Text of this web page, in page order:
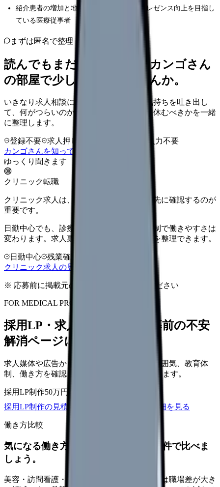
紹介患者の増加と地域における診療所のプレゼンス向上を目指し
ている医療従事者
まずは匿名で整理
読んでもまだ苦しいなら、カンゴさん
の部屋で少し話してみませんか。
いきなり求人相談には進みません。今の気持ちを吐き出し
て、何がつらいのか、辞めるべきか、少し休むべきかを一緒
に整理します。
登録不要 求人押し売りなし
病院名は入力不要
カンゴさんを知ってから相談する
ゆっくり聞きます
クリニック転職
クリニック求人は、勤務時間と人間関係を先に確認するのが
重要です。
日勤中心でも、診療科・院長方針・人数体制で働きやすさは
変わります。求人票だけで決める前に条件を整理できます。
日勤中心 残業確認
クリニック求人の見方を確認する
※ 応募前に掲載元の最新情報を確認してください
FOR MEDICAL PROVIDERS
採用LP・求人ページを、応募前の不安
解消ページにできます
求人媒体や広告から来た看護師が、職場の雰囲気、教育体
制、働き方を確認して応募できるLPを設計します。
採用LP制作50万円〜
採用LP制作の見積もりを依頼
サービス詳細を見る
働き方比較
気になる働き方を、求人を見る前に条件で比べま
しょう。
美容・訪問看護・クリニック・夜勤なしなどは職場差が大き